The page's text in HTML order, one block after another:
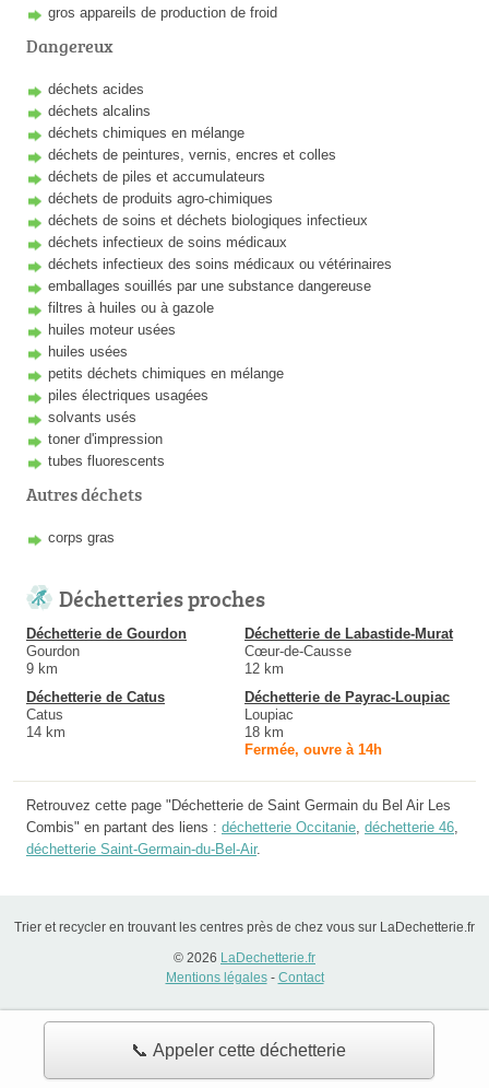
📞 Appeler cette déchetterie
gros appareils de production de froid
Dangereux
déchets acides
déchets alcalins
déchets chimiques en mélange
déchets de peintures, vernis, encres et colles
déchets de piles et accumulateurs
déchets de produits agro-chimiques
déchets de soins et déchets biologiques infectieux
déchets infectieux de soins médicaux
déchets infectieux des soins médicaux ou vétérinaires
emballages souillés par une substance dangereuse
filtres à huiles ou à gazole
huiles moteur usées
huiles usées
petits déchets chimiques en mélange
piles électriques usagées
solvants usés
toner d'impression
tubes fluorescents
Autres déchets
corps gras
Déchetteries proches
Déchetterie de Gourdon
Gourdon
9 km
Déchetterie de Labastide-Murat
Cœur-de-Causse
12 km
Déchetterie de Catus
Catus
14 km
Déchetterie de Payrac-Loupiac
Loupiac
18 km
Fermée, ouvre à 14h
Retrouvez cette page "Déchetterie de Saint Germain du Bel Air Les
Combis" en partant des liens : déchetterie Occitanie déchetterie 46
déchetterie Saint-Germain-du-Bel-Air.
Trier et recycler en trouvant les centres près de chez vous sur LaDechetterie.fr
© 2026 LaDechetterie.fr
Mentions légales- Contact